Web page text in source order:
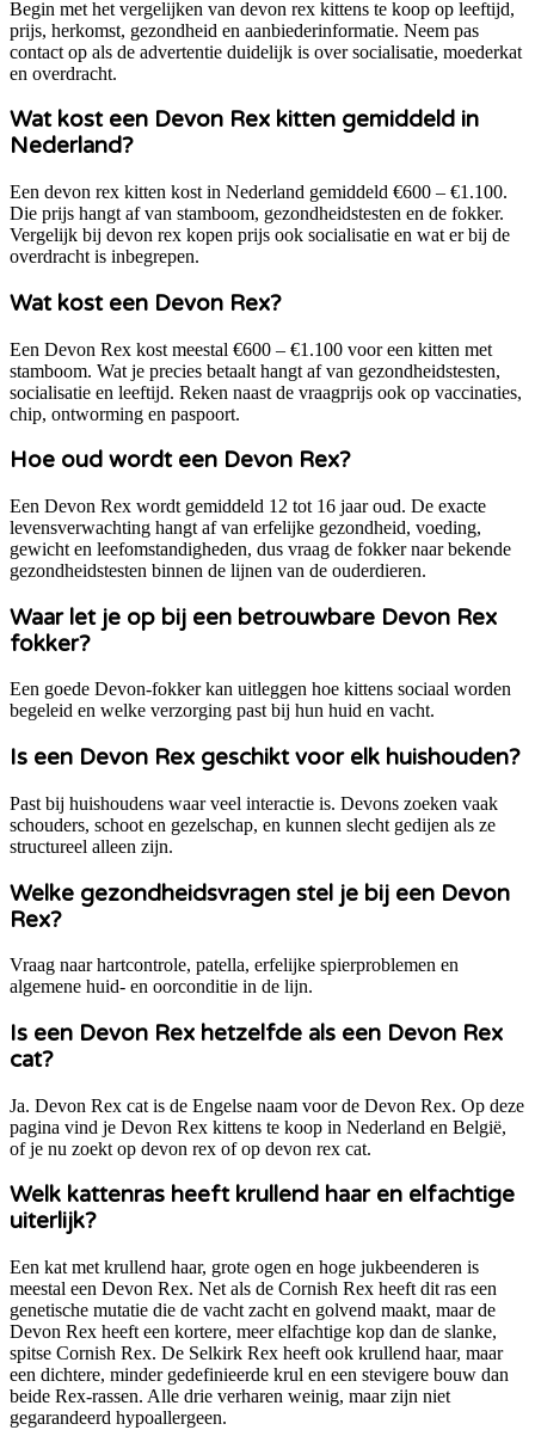
Begin met het vergelijken van devon rex kittens te koop op leeftijd,
prijs, herkomst, gezondheid en aanbiederinformatie. Neem pas
contact op als de advertentie duidelijk is over socialisatie, moederkat
en overdracht.
Wat kost een Devon Rex kitten gemiddeld in
Nederland?
Een devon rex kitten kost in Nederland gemiddeld €600 – €1.100.
Die prijs hangt af van stamboom, gezondheidstesten en de fokker.
Vergelijk bij devon rex kopen prijs ook socialisatie en wat er bij de
overdracht is inbegrepen.
Wat kost een Devon Rex?
Een Devon Rex kost meestal €600 – €1.100 voor een kitten met
stamboom. Wat je precies betaalt hangt af van gezondheidstesten,
socialisatie en leeftijd. Reken naast de vraagprijs ook op vaccinaties,
chip, ontworming en paspoort.
Hoe oud wordt een Devon Rex?
Een Devon Rex wordt gemiddeld 12 tot 16 jaar oud. De exacte
levensverwachting hangt af van erfelijke gezondheid, voeding,
gewicht en leefomstandigheden, dus vraag de fokker naar bekende
gezondheidstesten binnen de lijnen van de ouderdieren.
Waar let je op bij een betrouwbare Devon Rex
fokker?
Een goede Devon-fokker kan uitleggen hoe kittens sociaal worden
begeleid en welke verzorging past bij hun huid en vacht.
Is een Devon Rex geschikt voor elk huishouden?
Past bij huishoudens waar veel interactie is. Devons zoeken vaak
schouders, schoot en gezelschap, en kunnen slecht gedijen als ze
structureel alleen zijn.
Welke gezondheidsvragen stel je bij een Devon
Rex?
Vraag naar hartcontrole, patella, erfelijke spierproblemen en
algemene huid- en oorconditie in de lijn.
Is een Devon Rex hetzelfde als een Devon Rex
cat?
Ja. Devon Rex cat is de Engelse naam voor de Devon Rex. Op deze
pagina vind je Devon Rex kittens te koop in Nederland en België,
of je nu zoekt op devon rex of op devon rex cat.
Welk kattenras heeft krullend haar en elfachtige
uiterlijk?
Een kat met krullend haar, grote ogen en hoge jukbeenderen is
meestal een Devon Rex. Net als de Cornish Rex heeft dit ras een
genetische mutatie die de vacht zacht en golvend maakt, maar de
Devon Rex heeft een kortere, meer elfachtige kop dan de slanke,
spitse Cornish Rex. De Selkirk Rex heeft ook krullend haar, maar
een dichtere, minder gedefinieerde krul en een stevigere bouw dan
beide Rex-rassen. Alle drie verharen weinig, maar zijn niet
gegarandeerd hypoallergeen.